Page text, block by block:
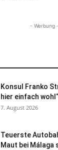
- Werbung -
Konsul Franko
hier einfach
7. August 2026
Teuerste
Maut bei Málaga